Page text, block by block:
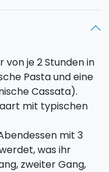
Öl und Feldfrüchte
darunter
natives Olivenöl
Besuch des
werdet lernen, wie
des Ortes
"den Couscous
von je 2 Stunden in
Pasta und eine
Cassata).
mit typischen
mit 3
was ihr
zweiter Gang,